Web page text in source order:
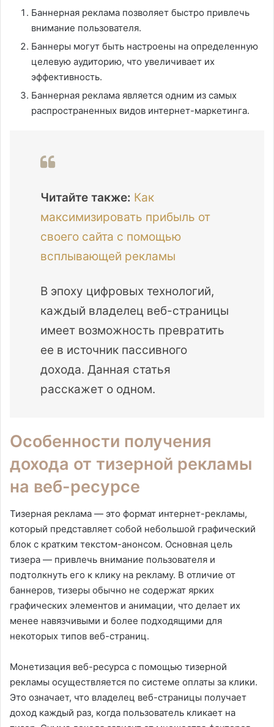
Баннерная реклама позволяет быстро привлечь
внимание пользователя.
Баннеры могут быть настроены на определенную
целевую аудиторию, что увеличивает их
эффективность.
Баннерная реклама является одним из самых
распространенных видов интернет-маркетинга.
Читайте также: Как
максимизировать прибыль от
своего сайта с помощью
всплывающей рекламы
В эпоху цифровых технологий,
каждый владелец веб-страницы
имеет возможность превратить
ее в источник пассивного
дохода. Данная статья
расскажет о одном.
Особенности получения
дохода от тизерной рекламы
на веб-ресурсе
Тизерная реклама — это формат интернет-рекламы,
который представляет собой небольшой графический
блок с кратким текстом-анонсом. Основная цель
тизера — привлечь внимание пользователя и
подтолкнуть его к клику на рекламу. В отличие от
баннеров, тизеры обычно не содержат ярких
графических элементов и анимации, что делает их
менее навязчивыми и более подходящими для
некоторых типов веб-страниц.
Монетизация веб-ресурса с помощью тизерной
рекламы осуществляется по системе оплаты за клики.
Это означает, что владелец веб-страницы получает
доход каждый раз, когда пользователь кликает на